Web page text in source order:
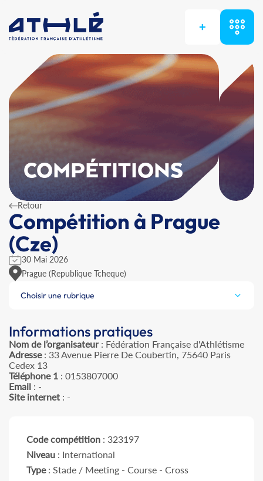
+
COMPÉTITIONS
Retour
Compétition à Prague
(Cze)
30 Mai 2026
Prague (Republique Tcheque)
Choisir une rubrique
Informations pratiques
Nom de l’organisateur: Fédération Française d'Athlétisme
Adresse: 33 Avenue Pierre De Coubertin, 75640 Paris
Cedex 13
Téléphone 1 : 0153807000
Email : -
Site internet : -
Code compétition : 323197
Niveau : International
Type: Stade / Meeting - Course - Cross